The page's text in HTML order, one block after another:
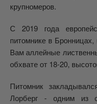
крупномеров.
С 2019 года
питомнике в
Вам аллейные
обхвате от 18-20,
Питомник
Лорберг - одним из